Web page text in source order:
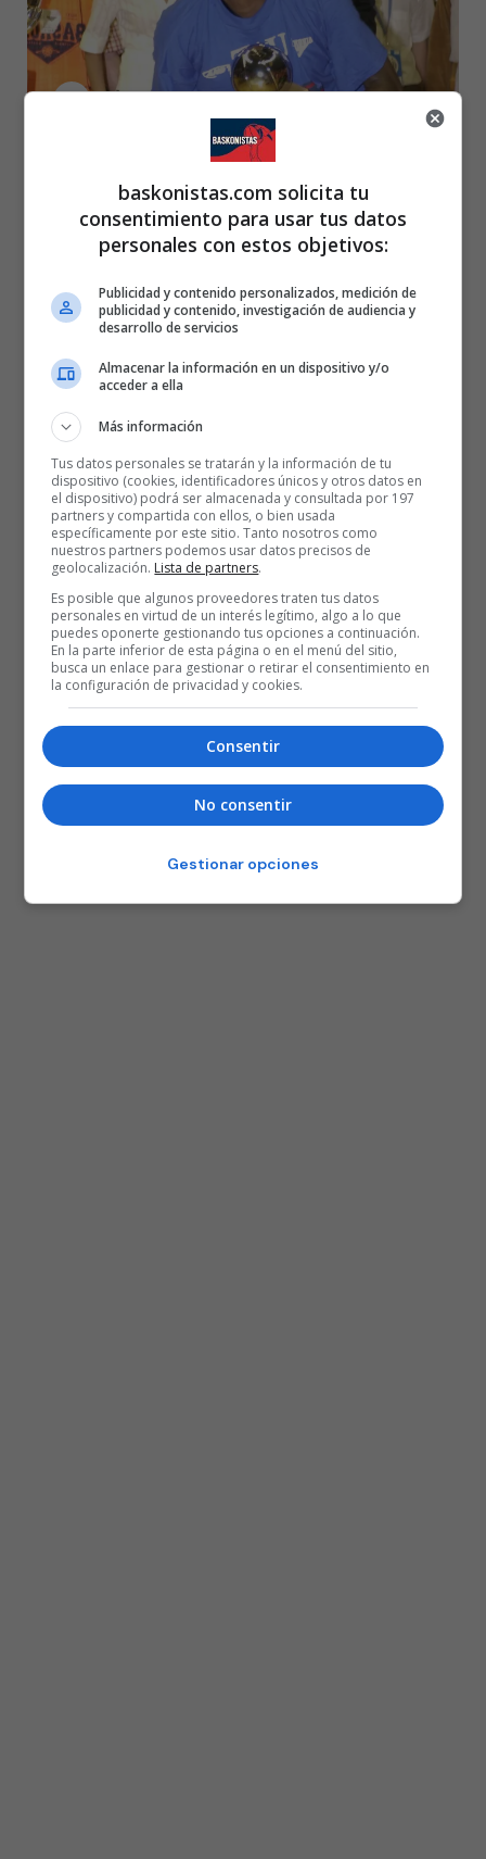
18 de junio de 2002
Elmer Bennett, MVP de la final
Posted
by
Rubén Gazapo Ramos
30 de mayo de 2001
Elmer Bennett renueva por dos
temporadas con Saski Baskonia
1 2
baskonistas.com solicita tu
consentimiento para usar tus datos
personales con estos objetivos:
Publicidad y contenido personalizados, medición de
publicidad y contenido, investigación de audiencia y
desarrollo de servicios
Almacenar la información en un dispositivo y/o
acceder a ella
Más información
Tus datos personales se tratarán y la información de tu
dispositivo (cookies, identificadores únicos y otros datos en
el dispositivo) podrá ser almacenada y consultada por 197
partners y compartida con ellos, o bien usada
específicamente por este sitio. Tanto nosotros como
nuestros partners podemos usar datos precisos de
geolocalización. Lista de partners.
Es posible que algunos proveedores traten tus datos
personales en virtud de un interés legítimo, algo a lo que
puedes oponerte gestionando tus opciones a continuación.
En la parte inferior de esta página o en el menú del sitio,
busca un enlace para gestionar o retirar el consentimiento en
la configuración de privacidad y cookies.
Consentir
No consentir
Gestionar opciones